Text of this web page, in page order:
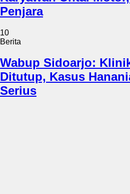
Penjara
10
Berita
Wabup Sidoarjo:
Ditutup, Kasus
Serius